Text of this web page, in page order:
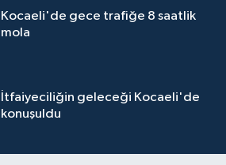
Kocaeli'de gece trafiğe 8 saatlik
mola
İtfaiyeciliğin geleceği Kocaeli'de
konuşuldu